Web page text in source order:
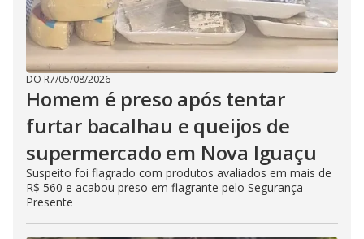
DO R7/05/08/2026
Homem é preso após tentar
furtar bacalhau e queijos de
supermercado em Nova Iguaçu
Suspeito foi flagrado com produtos avaliados em mais de
R$ 560 e acabou preso em flagrante pelo Segurança
Presente